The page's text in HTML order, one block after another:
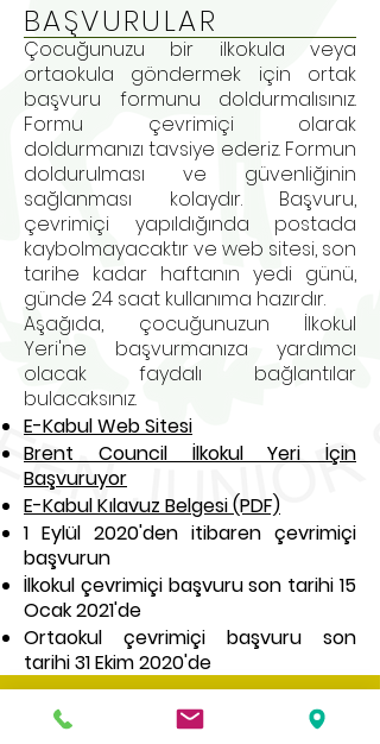
BAŞVURULAR
Çocuğunuzu bir ilkokula veya
ortaokula göndermek için ortak
başvuru formunu doldurmalısınız.
Formu çevrimiçi olarak
doldurmanızı tavsiye ederiz. Formun
doldurulması ve güvenliğinin
sağlanması kolaydır. Başvuru,
çevrimiçi yapıldığında postada
kaybolmayacaktır ve web sitesi, son
tarihe kadar haftanın yedi günü,
günde 24 saat kullanıma hazırdır.
Aşağıda, çocuğunuzun İlkokul
Yeri'ne başvurmanıza yardımcı
olacak faydalı bağlantılar
bulacaksınız.
E-Kabul Web Sitesi
Brent Council İlkokul Yeri İçin
Başvuruyor
E-Kabul Kılavuz Belgesi (PDF)
1 Eylül 2020'den itibaren çevrimiçi
başvurun
İlkokul çevrimiçi başvuru son tarihi 15
Ocak 2021'de
Ortaokul çevrimiçi başvuru son
tarihi 31 Ekim 2020'de
Web sitemiz çok çeşitli bilgi ve belgeler
içermektedir, bunlardan herhangi birinin
basılı bir kopyasını istiyorsanız lütfen okul